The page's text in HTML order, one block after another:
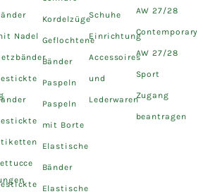
Nadel
Kordelzüge
Geflochtene
Bänder
Paspeln
Paspeln
mit Borte
Elastische
Bänder
Elastische
Schuhe
Einrichtung
Accessoires
und
Lederwaren
AW 27/28
Contemporary
AW 27/28
Sport
Zugang
beantragen